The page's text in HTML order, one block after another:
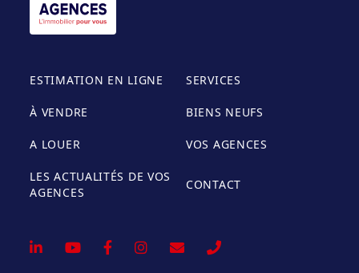
ESTIMATION EN LIGNE SERVICES
À VENDRE BIENS NEUFS
A LOUER VOS AGENCES
LES ACTUALITÉS DE VOS
AGENCES
CONTACT